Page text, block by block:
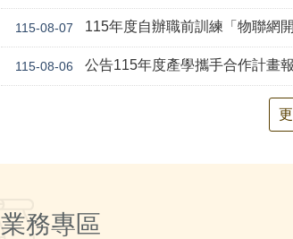
115-08-07 115年度自辦職前訓練「物聯網開發與行動裝置應用
115-08-06 公告115年度產學攜手合作計畫
業務專區